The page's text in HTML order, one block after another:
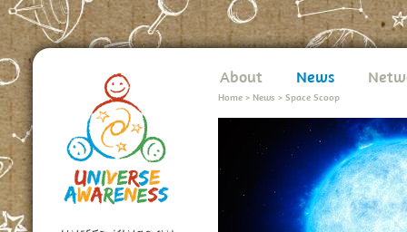
About News
Home > News > Space Scoop